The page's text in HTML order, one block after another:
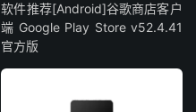
软件推荐[Android]谷歌商店客户
端 Google Play Store v52.4.41
官方版